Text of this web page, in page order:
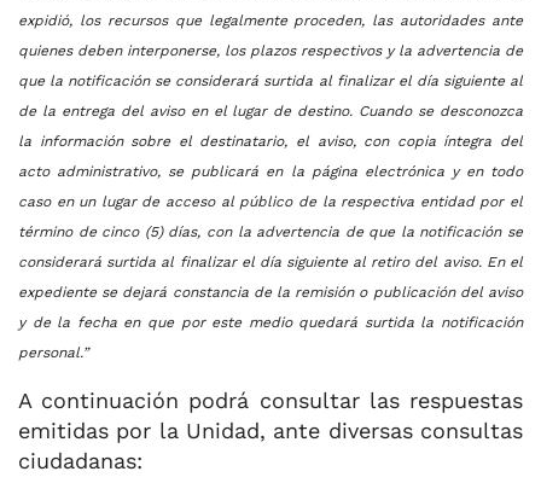
expidió, los recursos que legalmente proceden, las autoridades ante
quienes deben interponerse, los plazos respectivos y la advertencia de
que la notificación se considerará surtida al finalizar el día siguiente al
de la entrega del aviso en el lugar de destino. Cuando se desconozca
la información sobre el destinatario, el aviso, con copia íntegra del
acto administrativo, se publicará en la página electrónica y en todo
caso en un lugar de acceso al público de la respectiva entidad por el
término de cinco (5) días, con la advertencia de que la notificación se
considerará surtida al finalizar el día siguiente al retiro del aviso. En el
expediente se dejará constancia de la remisión o publicación del aviso
y de la fecha en que por este medio quedará surtida la notificación
personal.”
A continuación podrá consultar las respuestas
emitidas por la Unidad, ante diversas consultas
ciudadanas: